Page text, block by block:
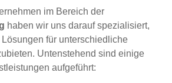
im Bereich der
haben wir uns darauf spezialisiert,
für unterschiedliche
Untenstehend sind einige
aufgeführt: